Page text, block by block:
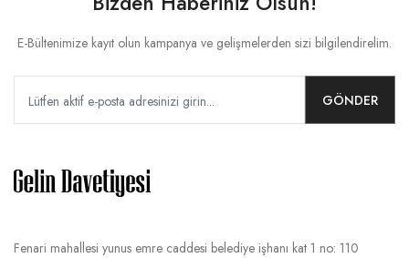
E-Bültenimize kayıt olun kampanya ve gelişmelerden sizi bilgilendirelim.
GÖNDER
Fenari mahallesi yunus emre caddesi belediye işhanı kat 1 no: 110